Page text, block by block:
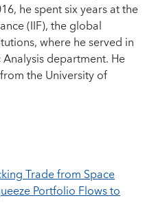
he spent six years at the
(IIF), the global
where he served in
department. He
the University of
Trade from Space
Portfolio Flows to